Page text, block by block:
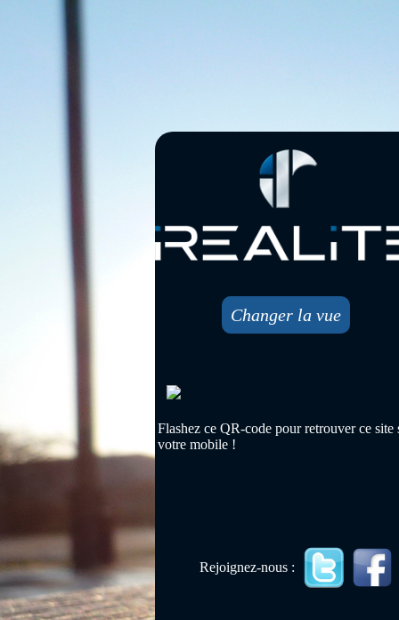
Changer la vue
Flashez ce QR-code pour retrouver ce site
votre mobile !
Rejoignez-nous :